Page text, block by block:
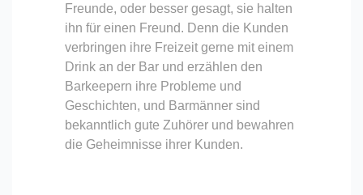
Freunde, oder besser gesagt, sie halten
ihn für einen Freund. Denn die Kunden
verbringen ihre Freizeit gerne mit einem
Drink an der Bar und erzählen den
Barkeepern ihre Probleme und
Geschichten, und Barmänner sind
bekanntlich gute Zuhörer und bewahren
die Geheimnisse ihrer Kunden.